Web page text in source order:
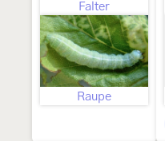
Falter
Raupe